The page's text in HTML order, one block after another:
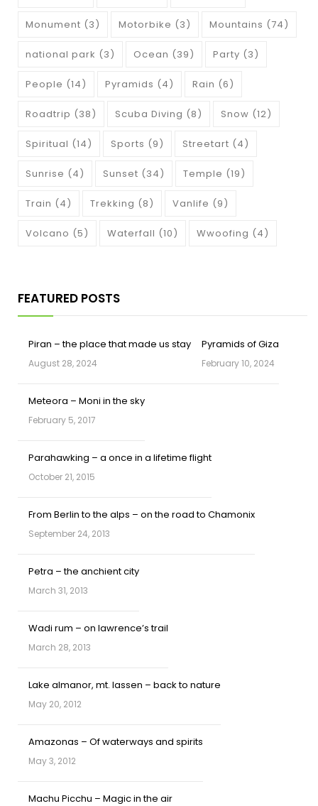
Monument (3) Motorbike (3) Mountains (74)
national park (3) Ocean (39) Party (3)
People (14) Pyramids (4) Rain (6)
Roadtrip (38) Scuba Diving (8) Snow (12)
Spiritual (14) Sports (9) Streetart (4)
Sunrise (4) Sunset (34) Temple (19)
Train (4) Trekking (8) Vanlife (9)
Volcano (5) Waterfall (10) Wwoofing (4)
FEATURED POSTS
Piran – the place that made us stay
August 28, 2024
Pyramids of Giza
February 10, 2024
Meteora – Moni in the sky
February 5, 2017
Parahawking – a once in a lifetime flight
October 21, 2015
From Berlin to the alps – on the road to Chamonix
September 24, 2013
Petra – the anchient city
March 31, 2013
Wadi rum – on lawrence’s trail
March 28, 2013
Lake almanor, mt. lassen – back to nature
May 20, 2012
Amazonas – Of waterways and spirits
May 3, 2012
Machu Picchu – Magic in the air